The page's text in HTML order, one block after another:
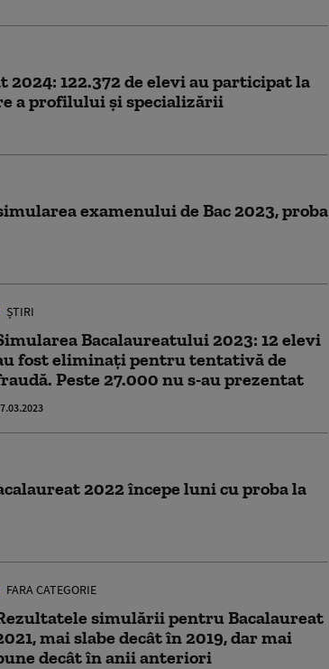
2024: 122.372 de elevi au participat la
a profilului şi specializării
examenului de Bac 2023, proba
ȘTIRI
Bacalaureatului 2023: 12 elevi
fost eliminați pentru tentativă de
Peste 27.000 nu s-au prezentat
2022 începe luni cu proba la
FARA CATEGORIE
simulării pentru Bacalaureat
mai slabe decât în 2019, dar mai
decât în anii anteriori